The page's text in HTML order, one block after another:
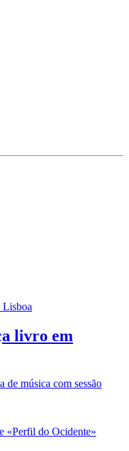
livro em
de música com sessão